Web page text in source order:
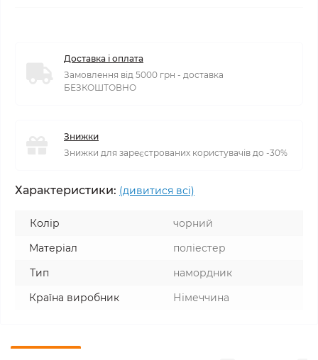
Доставка і оплата
Замовлення від 5000 грн - доставка
БЕЗКОШТОВНО
Знижки
Знижки для зареєстрованих користувачів до -30%
Характеристики: (дивитися всі)
Колір
чорний
Матеріал
поліестер
Тип
намордник
Країна виробник
Німеччина